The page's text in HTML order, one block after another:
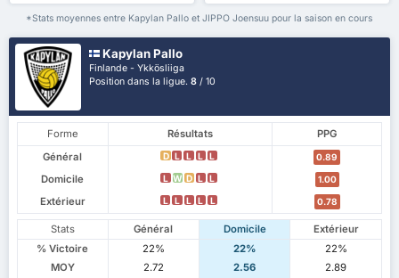
*Stats moyennes entre Kapylan Pallo et JIPPO Joensuu pour la saison en cours
Kapylan Pallo
Finlande - Ykkösliiga
Position dans la ligue.8 / 10
Forme Résultats
PPG
Général
D L L L L 0.89
Domicile L W D L L 1.00
Extérieur L L L L L 0.78
Stats Général Domicile
Extérieur
% Victoire
22% 22%
22%
MOY
2.72 2.56
2.89